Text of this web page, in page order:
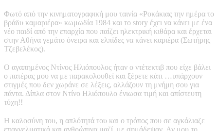
Φωτό από την κινηματογραφική μου ταινία «Ροκάκιας την ημέρα το
βράδυ καμαριέρα» κωμωδία 1984 και το story έχει να κάνει με ένα
νέο παιδί από την επαρχία που παίζει ηλεκτρική κιθάρα και έρχεται
στην Αθήνα γεμάτο όνειρα και ελπίδες να κάνει καριέρα (Σωτήρης
Τζεβελέκος).
Ο αγαπημένος Ντίνος Ηλιόπουλος ήταν ο ντέτεκτιβ που είχε βάλει
ο πατέρας μου να με παρακολουθεί και ξέρετε κάτι …υπάρχουν
στιγμές που δεν χωράνε σε λέξεις, αλλάζουν τη μνήμη σου για
πάντα. Δίπλα στον Ντίνο Ηλιόπουλο ένιωσα τιμή και απίστευτη
τύχη!!
Η καλοσύνη του, η απλότητά του και ο τρόπος που σε αγκάλιαζε
επαγγελματικά και ανθρώπινα μαζί, με σημάδεψαν. Αν μου το